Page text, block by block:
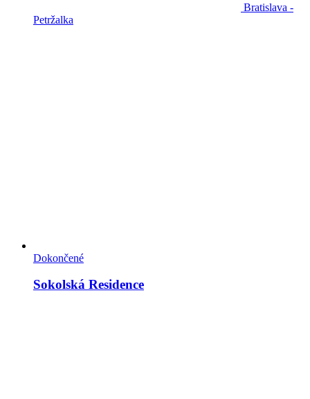
Bratislava -
Petržalka
Dokončené
Sokolská Residence